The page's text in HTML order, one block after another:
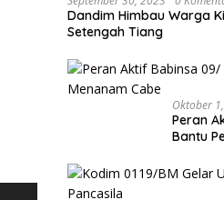
Dandim Himbau Warga
Setengah Tiang
Oktober
Peran
Bantu